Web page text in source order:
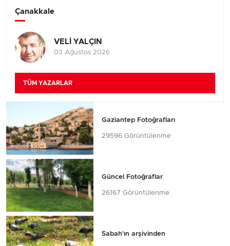
Çanakkale
VELİ YALÇIN
03 Ağustos 2026
TÜM YAZARLAR
Gaziantep Fotoğrafları
29596 Görüntülenme
Güncel Fotoğraflar
26167 Görüntülenme
Sabah'ın arşivinden